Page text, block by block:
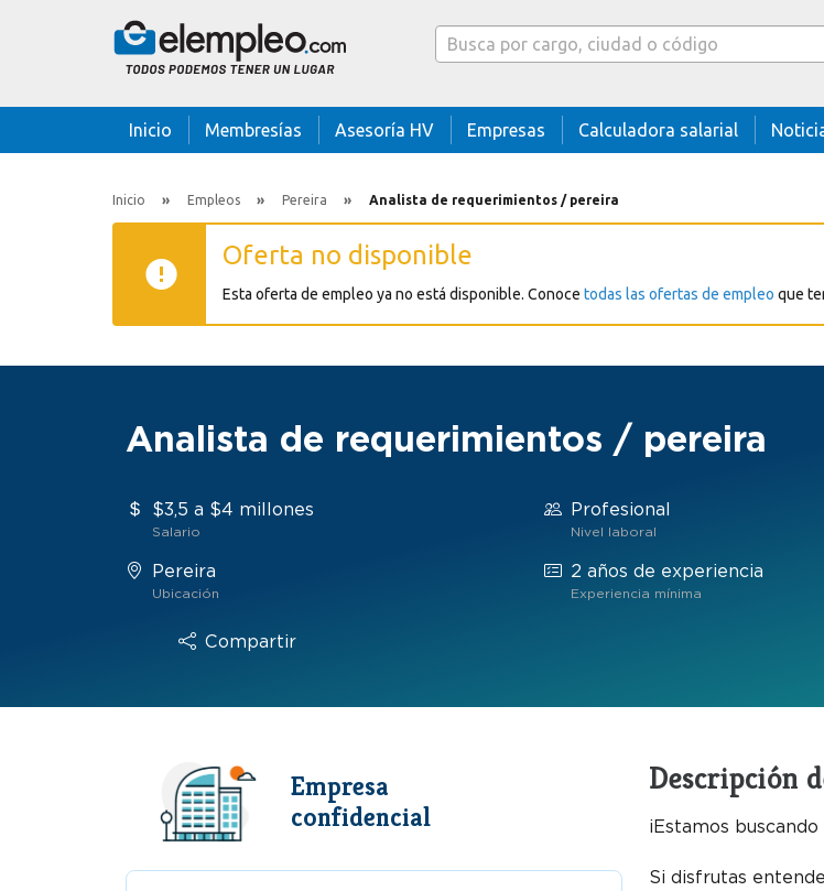
Caja buscador
Inicio Membresías Asesoría HV Empresas Calculadora salarial
Inicio Empleos Pereira Analista de requerimientos / pereira
Oferta no disponible
Esta oferta de empleo ya no está disponible. Conoce todas las ofertas de empleo que
Analista de requerimientos / pereira
$3,5 a $4 millones
Salario
Pereira
Ubicación
Profesional
Nivel laboral
2 años de experiencia
Experiencia mínima
Compartir
Empresa
confidencial
Descripción
¡Estamos
Si disfrutas